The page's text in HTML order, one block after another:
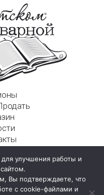
пер., д. 4а, стр. 1
улучшения работы и
Вы подтверждаете, что
с cookie-файлами и